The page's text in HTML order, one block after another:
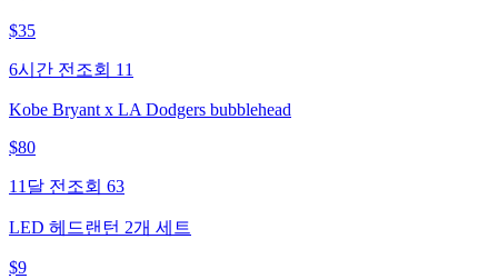
$35
6시간 전 조회 11
Kobe Bryant x LA Dodgers bubblehead
$80
11달 전 조회 63
LED 헤드랜턴 2개 세트
$9